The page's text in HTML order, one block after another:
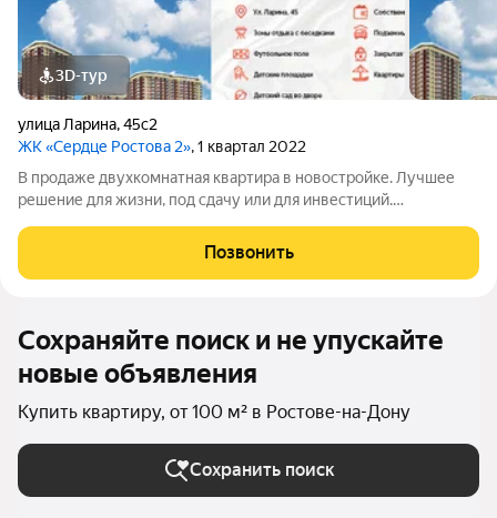
3D-тур
улица Ларина,45с2
ЖК «Сердце Ростова 2», 1 квартал 2022
В продаже двухкомнатная квартира в новостройке. Лучшее
решение для жизни, под сдачу или для инвестиций.
вместительная для всей семьи. Преимущества данной
квартиры - обширная прихожая, одинаково просторные
Позвонить
Сохраняйте поиск и не упускайте
новые объявления
Купить квартиру, от 100 м² в Ростове-на-Дону
Сохранить поиск